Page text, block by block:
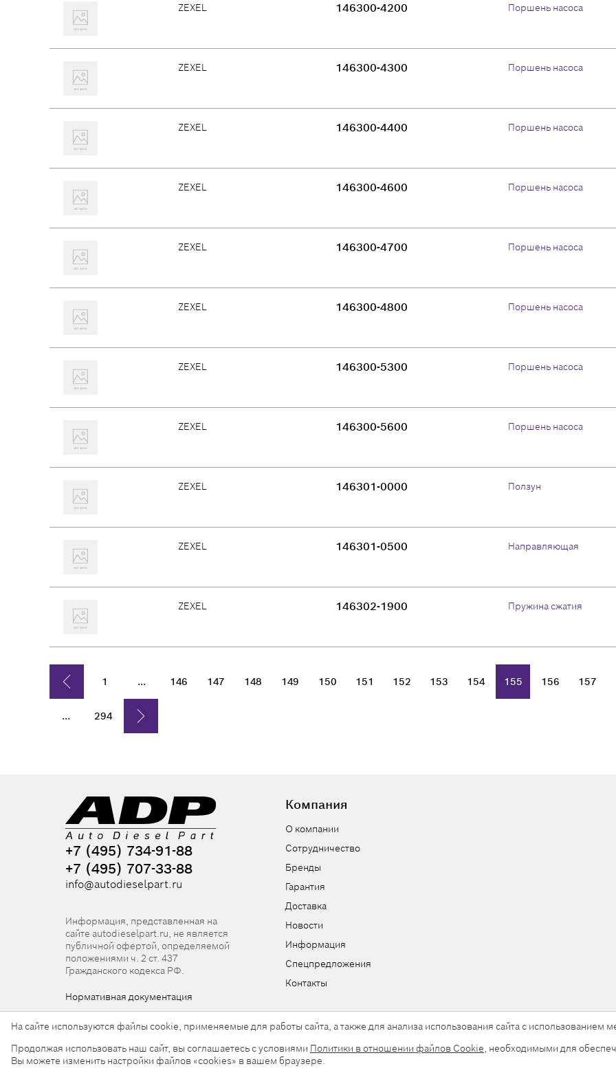
ZEXEL 146300-4200 Поршень насоса
ZEXEL 146300-4300 Поршень насоса
ZEXEL 146300-4400 Поршень насоса
ZEXEL 146300-4600 Поршень насоса
ZEXEL 146300-4700 Поршень насоса
ZEXEL 146300-4800 Поршень насоса
ZEXEL 146300-5300 Поршень насоса
ZEXEL 146300-5600 Поршень насоса
ZEXEL 146301-0000 Ползун
ZEXEL 146301-0500 Направляющая
ZEXEL 146302-1900 Пружина сжатия
1 ... 146 147 148 149 150 151 152 153 154 155 156 157
... 294
+7 (495) 734-91-88
+7 (495) 707-33-88
info@autodieselpart.ru
Информация, представленная на
сайте autodieselpart.ru, не является
публичной офертой, определяемой
положениями ч. 2 ст. 437
Гражданского кодекса РФ.
Нормативная документация
Компания
О компании
Сотрудничество
Бренды
Гарантия
Доставка
Новости
Информация
Спецпредложения
Контакты
© 2026, ООО «АвтоДизельПарт». Все права защищены.
На сайте используются файлы cookie, применяемые для работы сайта, а также для анализа использования сайта с
Продолжая использовать наш сайт, вы соглашаетесь с условиями Политики в отношении файлов Cookie, необходимыми для
Вы можете изменить настройки файлов «cookies» в вашем браузере.